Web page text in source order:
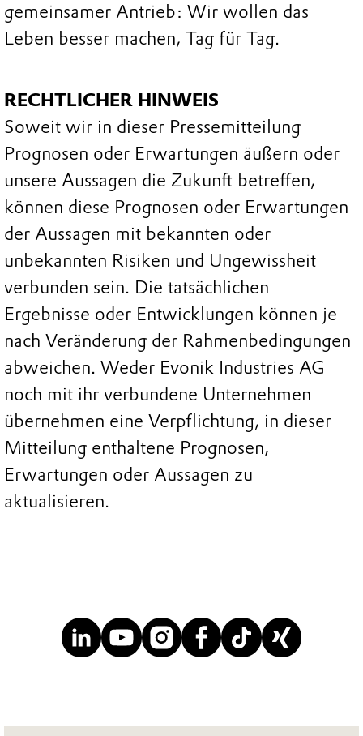
gemeinsamer Antrieb: Wir wollen das
Leben besser machen, Tag für Tag.
RECHTLICHER HINWEIS
Soweit wir in dieser Pressemitteilung
Prognosen oder Erwartungen äußern oder
unsere Aussagen die Zukunft betreffen,
können diese Prognosen oder Erwartungen
der Aussagen mit bekannten oder
unbekannten Risiken und Ungewissheit
verbunden sein. Die tatsächlichen
Ergebnisse oder Entwicklungen können je
nach Veränderung der Rahmenbedingungen
abweichen. Weder Evonik Industries AG
noch mit ihr verbundene Unternehmen
übernehmen eine Verpflichtung, in dieser
Mitteilung enthaltene Prognosen,
Erwartungen oder Aussagen zu
aktualisieren.